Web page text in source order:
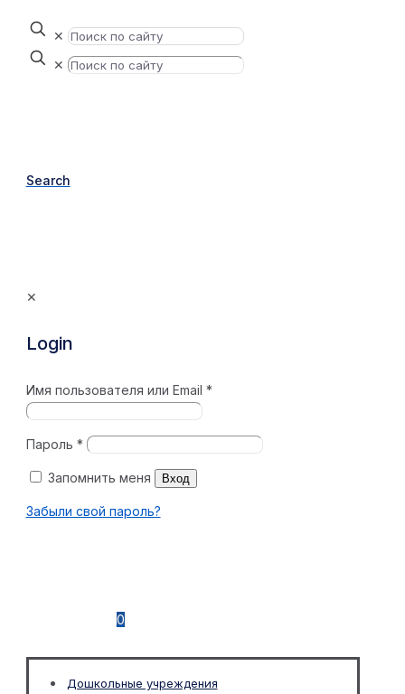
✕
✕
Search
✕
Login
Имя пользователя или Email *
Пароль *
Запомнить меня Вход
Забыли свой пароль?
0
Дошкольные учреждения